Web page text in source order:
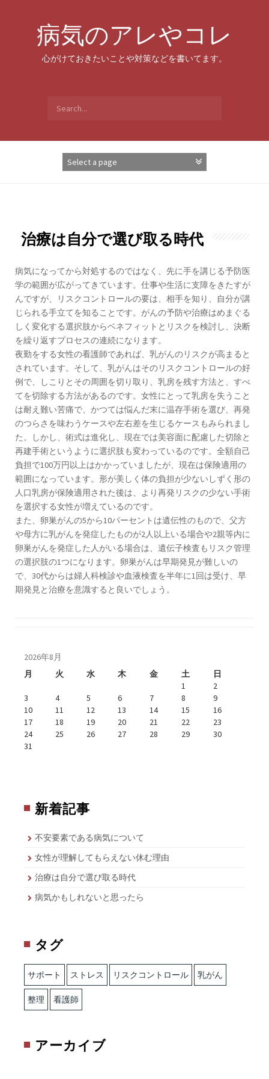
病気のアレやコレ
心がけておきたいことや対策などを書いてます。
for:
治療は自分で選び取る時代
病気になってから対処するのではなく、先に手を講じる予防医
学の範囲が広がってきています。仕事や生活に支障をきたすが
んですが、リスクコントロールの要は、相手を知り、自分が講
じられる手立てを知ることです。がんの予防や治療はめまぐる
しく変化する選択肢からベネフィットとリスクを検討し、決断
を繰り返すプロセスの連続になります。
夜勤をする女性の看護師であれば、乳がんのリスクが高まると
されています。そして、乳がんはそのリスクコントロールの好
例で、しこりとその周囲を切り取り、乳房を残す方法と、すべ
てを切除する方法があるのです。女性にとって乳房を失うこと
は耐え難い苦痛で、かつては悩んだ末に温存手術を選び、再発
のつらさを味わうケースや左右差を生じるケースもみられまし
た。しかし、術式は進化し、現在では美容面に配慮した切除と
再建手術というように選択肢も変わっているのです。全額自己
負担で100万円以上はかかっていましたが、現在は保険適用の
範囲になっています。形が美しく体の負担が少ないしずく形の
人口乳房が保険適用された後は、より再発リスクの少ない手術
を選択する女性が増えているのです。
また、卵巣がんの5から10パーセントは遺伝性のもので、父方
や母方に乳がんを発症したものが2人以上いる場合や2親等内に
卵巣がんを発症した人がいる場合は、遺伝子検査もリスク管理
の選択肢の1つになります。卵巣がんは早期発見が難しいの
で、30代からは婦人科検診や血液検査を半年に1回は受け、早
期発見と治療を意識すると良いでしょう。
2026年8月
月
火 水 木 金 土
日
1
2
3
4 5 6 7 8
9
10
11 12 13 14 15
16
17
18 19 20 21 22
23
24
25 26 27 28 29
30
31
新着記事
不安要素である病気について
女性が理解してもらえない休む理由
治療は自分で選び取る時代
病気かもしれないと思ったら
タグ
サポート ストレス リスクコントロール 乳がん
整理 看護師
アーカイブ